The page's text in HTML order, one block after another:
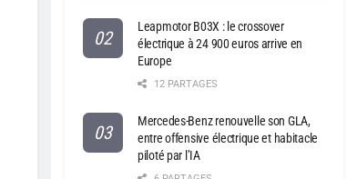
Leapmotor B03X : le crossover
électrique à 24 900 euros arrive en
Europe
12 PARTAGES
Mercedes-Benz renouvelle son GLA,
entre offensive électrique et habitacle
piloté par l’IA